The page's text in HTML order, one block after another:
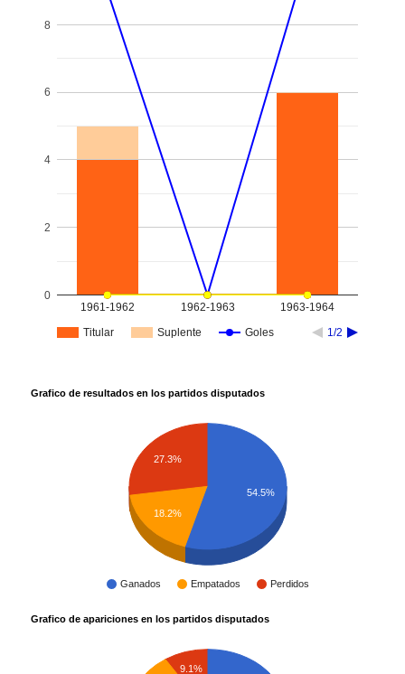
Titular Suplente Goles 1/2
1961-1962 1962-1963 1963-1964
0
2
4
6
8
Grafico de resultados en los partidos disputados
Ganados Empatados Perdidos
27.3%
18.2%
54.5%
Grafico de apariciones en los partidos disputados
9.1%